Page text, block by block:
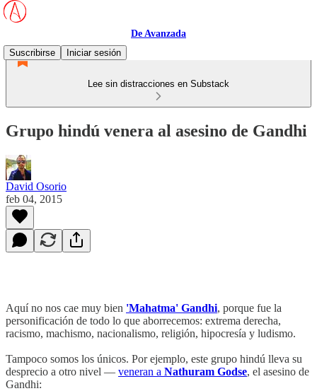
De Avanzada
Suscribirse
Iniciar sesión
Lee sin distracciones en Substack
Grupo hindú venera al asesino de Gandhi
David Osorio
feb 04, 2015
Aquí no nos cae muy bien 'Mahatma' Gandhi, porque fue la
personificación de todo lo que aborrecemos: extrema derecha,
racismo, machismo, nacionalismo, religión, hipocresía y ludismo.
Tampoco somos los únicos. Por ejemplo, este grupo hindú lleva su
desprecio a otro nivel — veneran a Nathuram Godse, el asesino de
Gandhi: